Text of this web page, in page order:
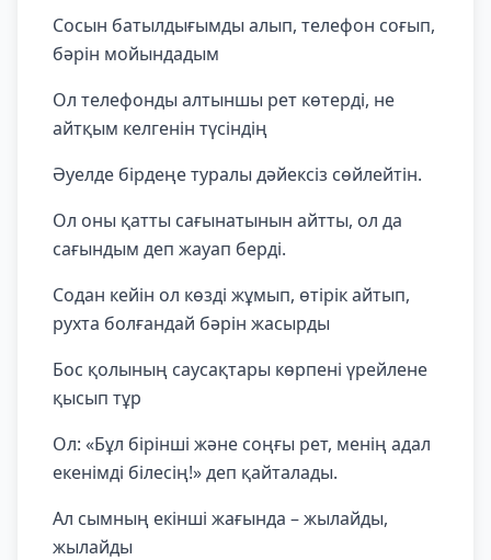
Сосын батылдығымды алып, телефон соғып,
бәрін мойындадым
Ол телефонды алтыншы рет көтерді, не
айтқым келгенін түсіндің
Әуелде бірдеңе туралы дәйексіз сөйлейтін.
Ол оны қатты сағынатынын айтты, ол да
сағындым деп жауап берді.
Содан кейін ол көзді жұмып, өтірік айтып,
рухта болғандай бәрін жасырды
Бос қолының саусақтары көрпені үрейлене
қысып тұр
Ол: «Бұл бірінші және соңғы рет, менің адал
екенімді білесің!» деп қайталады.
Ал сымның екінші жағында – жылайды,
жылайды